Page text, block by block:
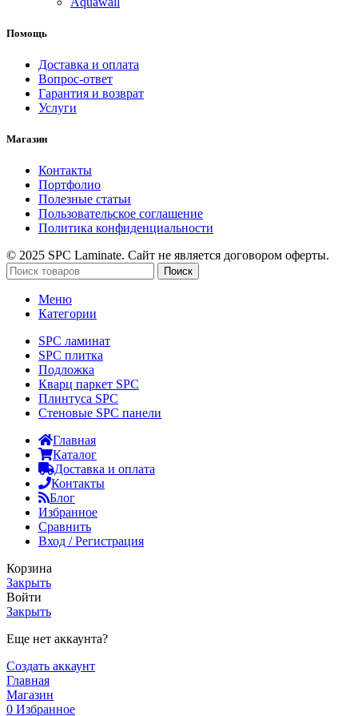
Помощь
Доставка и оплата
Вопрос-ответ
Гарантия и возврат
Услуги
Магазин
Контакты
Портфолио
Полезные статьи
Пользовательское соглашение
Политика конфиденциальности
© 2025 SPC Laminate. Сайт не является договором оферты.
Поиск
Меню
Категории
SPC ламинат
SPC плитка
Подложка
Кварц паркет SPC
Плинтуса SPC
Стеновые SPC панели
Главная
Каталог
Доставка и оплата
Контакты
Блог
Избранное
Сравнить
Вход / Регистрация
Корзина
Закрыть
Войти
Закрыть
Еще нет аккаунта?
Создать аккаунт
Главная
Магазин
0 Избранное